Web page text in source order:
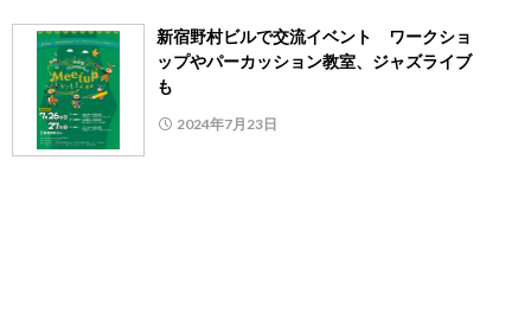
新宿野村ビルで交流イベント ワークショ
ップやパーカッション教室、ジャズライブ
も
2024年7月23日